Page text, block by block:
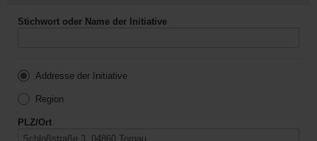
Stichwort oder Name der Initiative
Addresse der Initiative
Region
PLZ/Ort